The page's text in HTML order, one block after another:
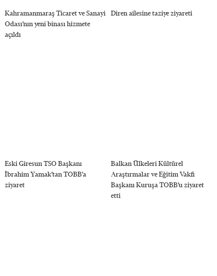
Kahramanmaraş Ticaret ve Sanayi
Odası’nın yeni binası hizmete
açıldı
Diren ailesine taziye ziyareti
Eski Giresun TSO Başkanı
İbrahim Yamak’tan TOBB’a
ziyaret
Balkan Ülkeleri Kültürel
Araştırmalar ve Eğitim Vakfı
Başkanı Kuruşa TOBB’u ziyaret
etti